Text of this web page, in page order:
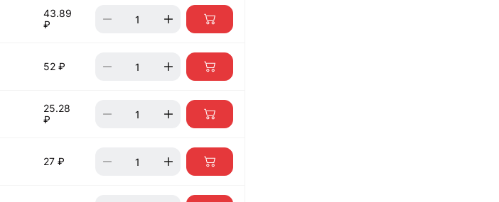
43.89
₽
52 ₽
25.28
₽
27 ₽